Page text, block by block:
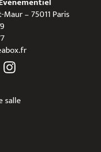
– 75011 Paris
salle